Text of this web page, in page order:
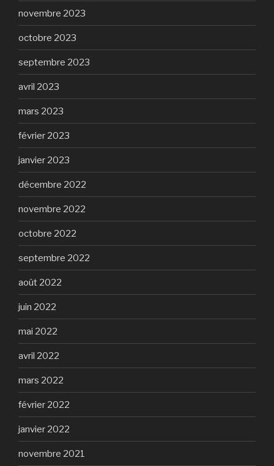
novembre 2023
octobre 2023
septembre 2023
avril 2023
mars 2023
février 2023
janvier 2023
décembre 2022
novembre 2022
octobre 2022
septembre 2022
août 2022
juin 2022
mai 2022
avril 2022
mars 2022
février 2022
janvier 2022
novembre 2021